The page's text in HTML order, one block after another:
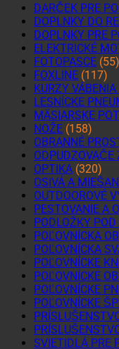
DARČEK PRE
DOPLNKY DO
DOPLNKY PRE
ELEKTRICKÉ
FOTOPASCE (55)
FOXLINE (117)
KURZY VÁBENIA
LESNÍCKE
MÄSIARSKE
NOŽE (158)
OBRANNÉ
ODPUDZOVAČE
OPTIKA (320)
OSIVÁ A
OUTDOOROVÉ
PESTOVANIE A
PODLOŽKY
POĽOVNÍCKA
POĽOVNÍCKA
POĽOVNÍCKE
POĽOVNÍCKE
POĽOVNÍCKE
POĽOVNÍCKE
SVIETIDLÁ PRE